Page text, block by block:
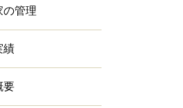
の管理
績
要